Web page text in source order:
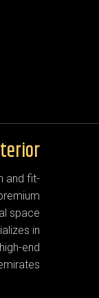
and fit-
space
in
end